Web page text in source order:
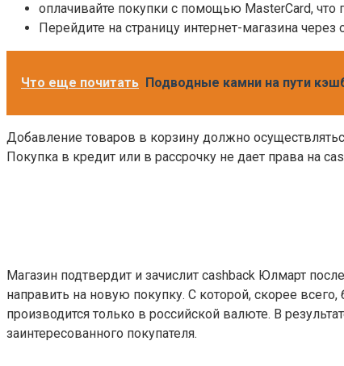
оплачивайте покупки с помощью MasterCard,
Перейдите на страницу интернет-магазина
Что еще почитать Подводные камни на пути
Добавление товаров в корзину должно
Покупка в кредит или в рассрочку не дает права на
Магазин подтвердит и зачислит cashback Юлмарт
направить на новую покупку. С которой, скорее
производится только в российской валюте. В
заинтересованного покупателя.